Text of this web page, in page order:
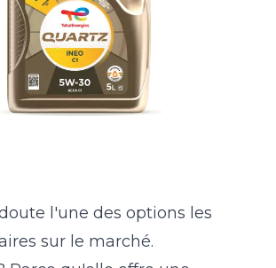
l'une des options les
sur le marché.